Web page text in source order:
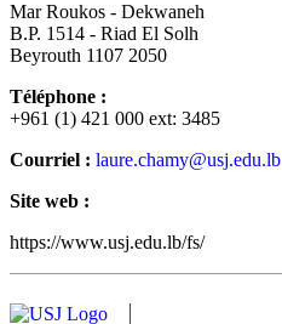
Mar Roukos - Dekwaneh
B.P. 1514 - Riad El Solh
Beyrouth 1107 2050
Téléphone :
+961 (1) 421 000 ext: 3485
Courriel : laure.chamy@usj.edu.lb
Site web :
https://www.usj.edu.lb/fs/